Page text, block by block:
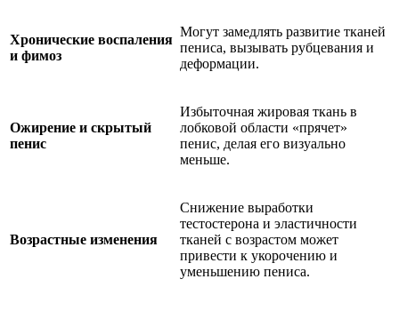
Хронические воспаления
и фимоз
Могут замедлять развитие тканей
пениса, вызывать рубцевания и
деформации.
Ожирение и скрытый
пенис
Избыточная жировая ткань в
лобковой области «прячет»
пенис, делая его визуально
меньше.
Возрастные изменения
Снижение выработки
тестостерона и эластичности
тканей с возрастом может
привести к укорочению и
уменьшению пениса.